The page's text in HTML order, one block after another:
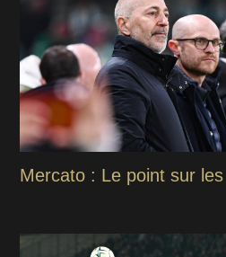
Mercato : Le point sur